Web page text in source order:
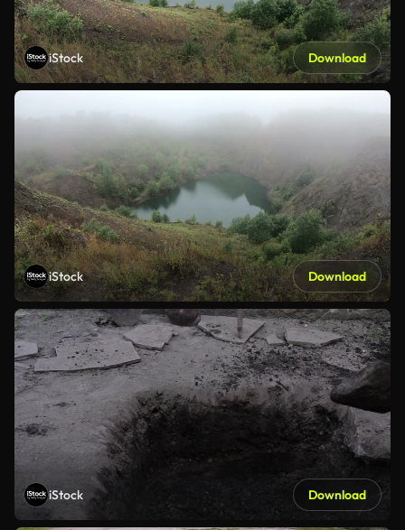
iStock Download
iStock Download
iStock Download